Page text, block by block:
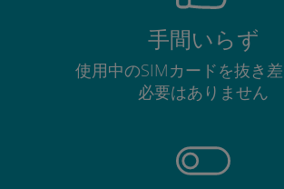
手間いらず
使用中のSIMカードを抜き
必要はありません